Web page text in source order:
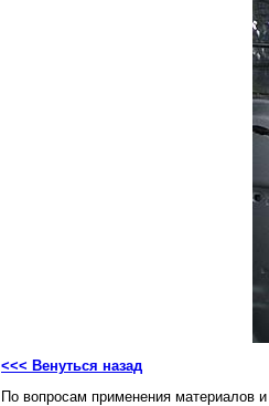
<<< Венуться назад
По вопросам применения материалов